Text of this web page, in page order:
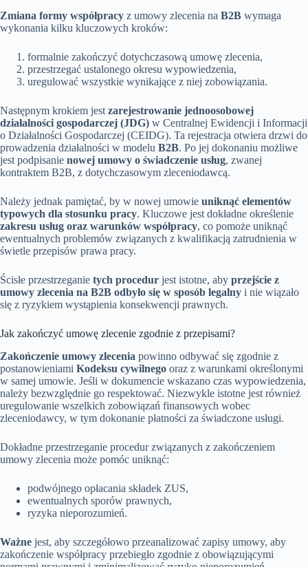
Zmiana formy współpracy z umowy zlecenia na B2B wymaga
wykonania kilku kluczowych kroków:
formalnie zakończyć dotychczasową umowę zlecenia,
przestrzegać ustalonego okresu wypowiedzenia,
uregulować wszystkie wynikające z niej zobowiązania.
Następnym krokiem jest zarejestrowanie jednoosobowej
działalności gospodarczej (JDG) w Centralnej Ewidencji i Informacji
o Działalności Gospodarczej (CEIDG). Ta rejestracja otwiera drzwi do
prowadzenia działalności w modelu B2B. Po jej dokonaniu możliwe
jest podpisanie nowej umowy o świadczenie usług, zwanej
kontraktem B2B, z dotychczasowym zleceniodawcą.
Należy jednak pamiętać, by w nowej umowie uniknąć elementów
typowych dla stosunku pracy. Kluczowe jest dokładne określenie
zakresu usług oraz warunków współpracy, co pomoże uniknąć
ewentualnych problemów związanych z kwalifikacją zatrudnienia w
świetle przepisów prawa pracy.
Ścisłe przestrzeganie tych procedur jest istotne, aby przejście z
umowy zlecenia na B2B odbyło się w sposób legalny i nie wiązało
się z ryzykiem wystąpienia konsekwencji prawnych.
Jak zakończyć umowę zlecenie zgodnie z przepisami?
Zakończenie umowy zlecenia powinno odbywać się zgodnie z
postanowieniami Kodeksu cywilnego oraz z warunkami określonymi
w samej umowie. Jeśli w dokumencie wskazano czas wypowiedzenia,
należy bezwzględnie go respektować. Niezwykle istotne jest również
uregulowanie wszelkich zobowiązań finansowych wobec
zleceniodawcy, w tym dokonanie płatności za świadczone usługi.
Dokładne przestrzeganie procedur związanych z zakończeniem
umowy zlecenia może pomóc uniknąć:
podwójnego opłacania składek ZUS,
ewentualnych sporów prawnych,
ryzyka nieporozumień.
Ważne jest, aby szczegółowo przeanalizować zapisy umowy, aby
zakończenie współpracy przebiegło zgodnie z obowiązującymi